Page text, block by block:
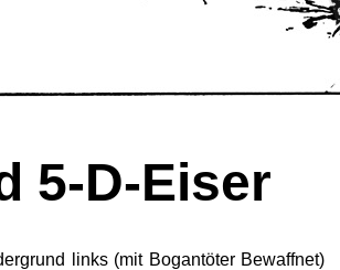
5-D-Eiser
links (mit Bogantöter Be­waffnet)